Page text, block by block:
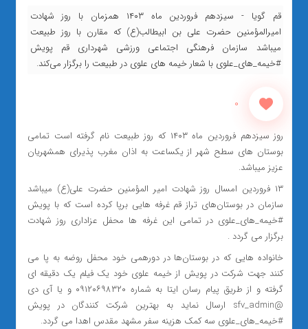
قم گویا - سیزدهم فروردین ماه ۱۴۰۳ همزمان با روز شهادت
امیرالمؤمنین حضرت علی بن ابیطالب(ع) که مقارن با روز طبیعت
میباشد سازمان فرهنگی اجتماعی ورزشی شهرداری قم پویش
#خیمه_های_علوی با شعار خیمه های علوی در طبیعت را برگزار می‌کند.
0
روز سیزدهم فروردین ماه ۱۴۰۳ که روز طبیعت نام گرفته است تمامی
بوستان های سطح شهر از یکساعت به اذان مغرب پذیرای همشهریان
عزیز میباشد.
۱۳ فروردین امسال روز شهادت امیر المؤمنین حضرت علی(ع) میباشد
سازمان در بوستان‌های تراز قم غرفه هایی برپا کرده است که با پویش
#خیمه_های_علوی در تمامی این غرفه ها محفل عزاداری روز شهادت
برگزار می گردد .
خانواده هایی که در بوستان‌ها در دورهمی خود محفل روضه به پا می
کنند جهت شرکت در پویش از خیمه علوی خود یک فیلم یک دقیقه ای
گرفته و از طریق پیام رسان ایتا به شماره ۰۹۱۲۰۶۹۸۳۲۰ و یا آی دی
@sfv_admin ارسال نماید به بهترین شرکت کنندگان در پویش
#خیمه_های_علوی سه کمک هزینه سفر مشهد مقدس اهدا می گردد.